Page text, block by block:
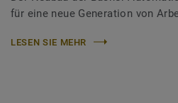
für eine neue Generation von
LESEN SIE MEHR